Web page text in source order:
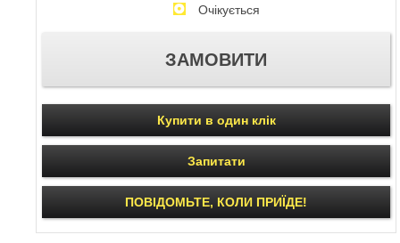
Очікується
Купити в один клік
Запитати
ПОВІДОМЬТЕ, КОЛИ ПРИЇДЕ!